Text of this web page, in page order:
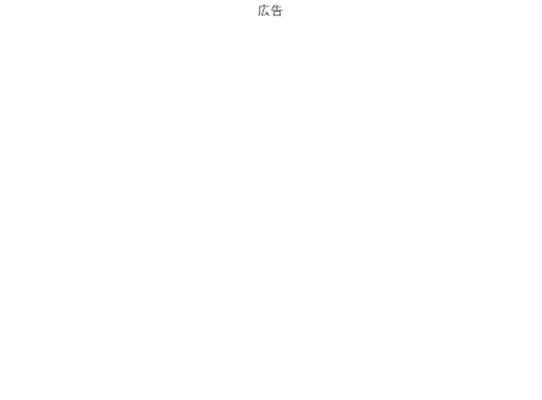
広告